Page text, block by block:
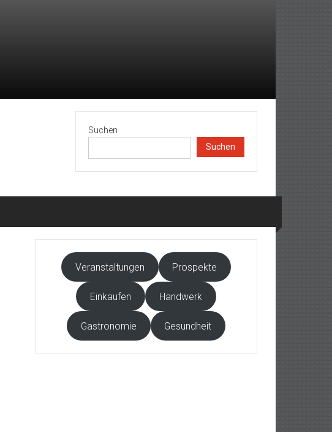
Suchen
Suchen
Veranstaltungen Prospekte
Einkaufen Handwerk
Gastronomie Gesundheit